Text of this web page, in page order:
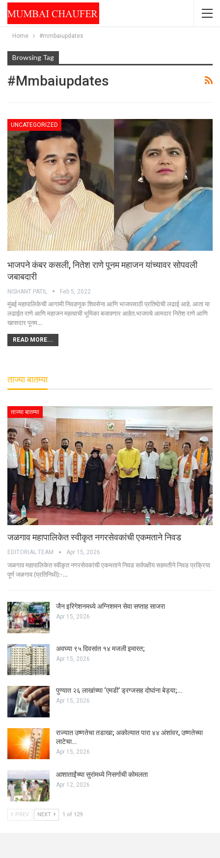
Home #mmbaiupdates
Browsing Tag
#mmbaiupdates
UNCATEGORIZED
भाजपने कंबर कसली, नितेश राणे पूनम महाजन यांच्यावर सोपवली
जबाबदारी
NISHANT PATIL Feb 5, 2022
मुंबई महापालिकेची आगामी निवडणूक शिवसेना आणि भाजपसाठी प्रतिष्ठेची लढाई आहे. आता या
लढाईत राणे आणि महाजन महत्वाची भूमिका बजावणार आहेत.भाजपचे आमदार नितेश राणे आणि
खासदार पूनम…
READ MORE...
ताज्या बातम्या
ताज्या बातम्या
जळगाव महापालिकेत स्वीकृत नगरसेवकांची एकमताने निवड
EDITORIAL TEAM Apr 15, 2026
जळगाव महापालिकेत स्वीकृत नगरसेवकांची एकमताने निवड सर्वपक्षीय सहमतीने निवड प्रक्रिया
पूर्ण जळगाव (प्रतिनिधी):-…
जैन इरिगेशनमध्ये अग्निशमन सेवा सप्ताह साजरा
Apr 15, 2026
अवघ्या ९५ दिवसांत १४ मजली इमारत;
Apr 15, 2026
पुण्यात २६ लाखांच्या ‘एमडी’ ड्रग्जसह दोघांना बेड्या;…
Apr 15, 2026
राज्यात उष्णतेचा तडाखा; अकोल्यात पारा ४४ अंशांवर, उष्णतेच्या
लाटेचा…
Apr 15, 2026
आशाताईंच्या सुरांमध्ये निसर्गाची कोमलता
Apr 12, 2026
PREV NEXT 1 of 129